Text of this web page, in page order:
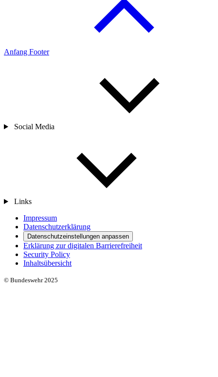
Anfang Footer
Social Media
Links
Impressum
Datenschutzerklärung
Datenschutzeinstellungen anpassen
Erklärung zur digitalen Barrierefreiheit
Security Policy
Inhaltsübersicht
© Bundeswehr 2025